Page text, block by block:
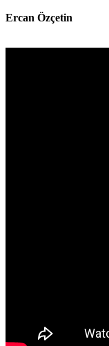
Ercan Özçetin